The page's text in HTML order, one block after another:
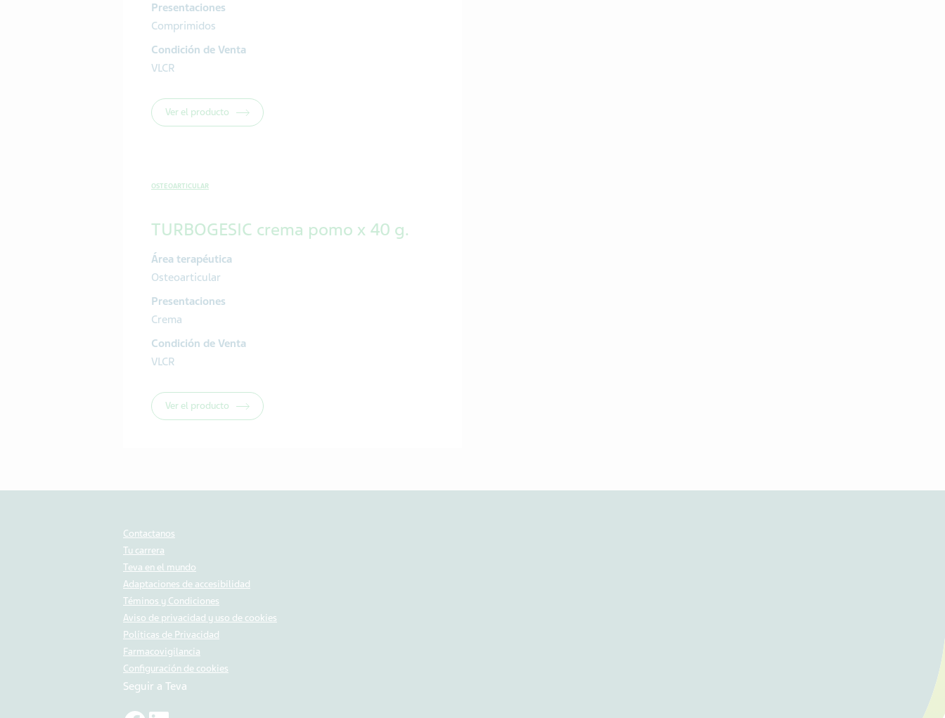
Presentaciones
Comprimidos
Condición de Venta
VLCR
Ver el producto
OSTEOARTICULAR
TURBOGESIC crema pomo x 40 g.
Área terapéutica
Osteoarticular
Presentaciones
Crema
Condición de Venta
VLCR
Ver el producto
Contactanos
Tu carrera
Teva en el mundo
Adaptaciones de accesibilidad
Téminos y Condiciones
Aviso de privacidad y uso de cookies
Políticas de Privacidad
Farmacovigilancia
Configuración de cookies
Seguir a Teva